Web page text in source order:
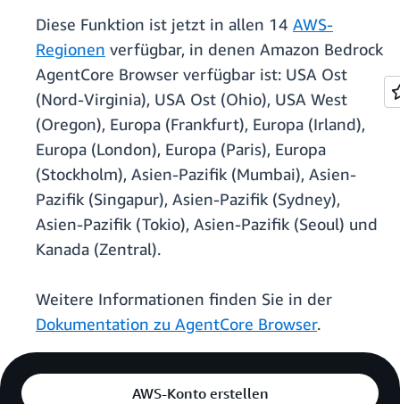
Diese Funktion ist jetzt in allen 14 AWS-
Regionen verfügbar, in denen Amazon Bedrock
AgentCore Browser verfügbar ist: USA Ost
(Nord-Virginia), USA Ost (Ohio), USA West
(Oregon), Europa (Frankfurt), Europa (Irland),
Europa (London), Europa (Paris), Europa
(Stockholm), Asien-Pazifik (Mumbai), Asien-
Pazifik (Singapur), Asien-Pazifik (Sydney),
Asien-Pazifik (Tokio), Asien-Pazifik (Seoul) und
Kanada (Zentral).
Weitere Informationen finden Sie in der
Dokumentation zu AgentCore Browser.
AWS-Konto erstellen